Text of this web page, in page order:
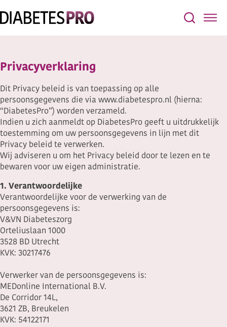
Privacyverklaring
Dit Privacy beleid is van toepassing op alle
persoonsgegevens die via www.diabetespro.nl (hierna:
“DiabetesPro”) worden verzameld.
Indien u zich aanmeldt op DiabetesPro geeft u uitdrukkelijk
toestemming om uw persoonsgegevens in lijn met dit
Privacy beleid te verwerken.
Wij adviseren u om het Privacy beleid door te lezen en te
bewaren voor uw eigen administratie.
1. Verantwoordelijke
Verantwoordelijke voor de verwerking van de
persoonsgegevens is:
V&VN Diabeteszorg
Orteliuslaan 1000
3528 BD Utrecht
KVK: 30217476
Verwerker van de persoonsgegevens is:
MEDonline International B.V.
De Corridor 14L,
3621 ZB, Breukelen
KVK: 54122171